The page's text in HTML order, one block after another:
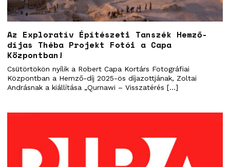
Az Exploratív Építészeti Tanszék Hemző-
díjas Théba Projekt Fotói a Capa
Központban!
Csütörtökön nyílik a Robert Capa Kortárs Fotográfiai
Központban a Hemző-díj 2025-ös díjazottjának, Zoltai
Andrásnak a kiállítása „Qurnawi – Visszatérés […]